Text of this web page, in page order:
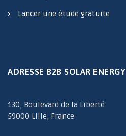
Lancer une étude gratuite
ADRESSE B2B SOLAR ENERGY
130, Boulevard de la Liberté
59000 Lille, France